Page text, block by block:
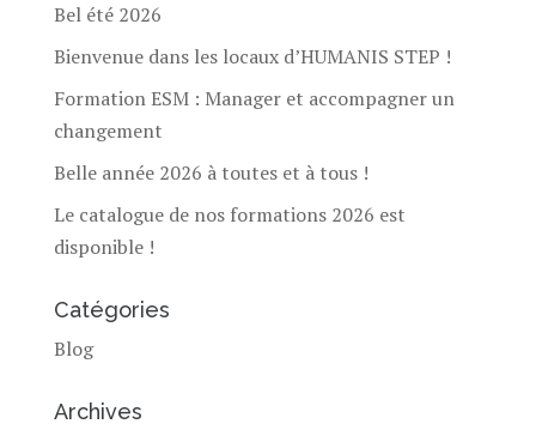
Bel été 2026
Bienvenue dans les locaux d’HUMANIS STEP !
Formation ESM : Manager et accompagner un
changement
Belle année 2026 à toutes et à tous !
Le catalogue de nos formations 2026 est
disponible !
Catégories
Blog
Archives